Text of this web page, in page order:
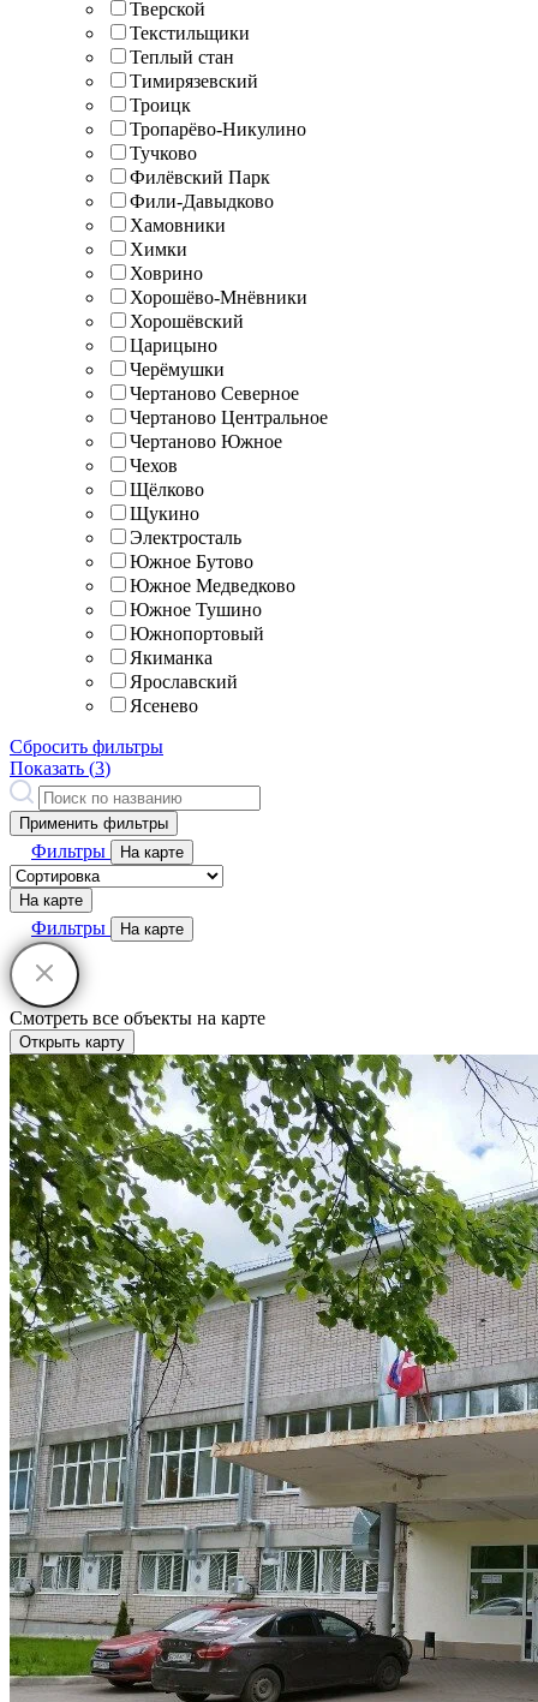
Тверской
Текстильщики
Теплый стан
Тимирязевский
Троицк
Тропарёво-Никулино
Тучково
Филёвский Парк
Фили-Давыдково
Хамовники
Химки
Ховрино
Хорошёво-Мнёвники
Хорошёвский
Царицыно
Черёмушки
Чертаново Северное
Чертаново Центральное
Чертаново Южное
Чехов
Щёлково
Щукино
Электросталь
Южное Бутово
Южное Медведково
Южное Тушино
Южнопортовый
Якиманка
Ярославский
Ясенево
Сбросить фильтры
Показать (3)
Применить фильтры
Фильтры На карте
На карте
Фильтры На карте
Смотреть все объекты на карте
Открыть карту